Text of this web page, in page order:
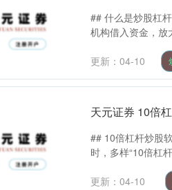
## 什么是炒股杠
机构借入资金，放
更新：04-10
天元证券 10倍
## 10倍杠杆炒股
时，多样“10倍杠
更新：04-10